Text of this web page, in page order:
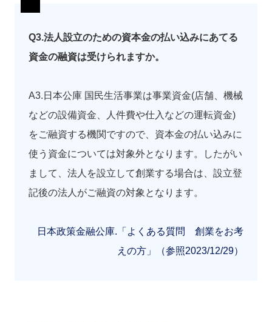
Q3.法人設立のための資本金の払い込みにあてる
資金の融資は受けられますか。
A3.日本公庫 国民生活事業は事業資金(店舗、機械
などの設備資金、人件費や仕入などの運転資金)
をご融資する機関ですので、資本金の払い込みに
使う資金については対象外となります。したがい
まして、法人を設立して創業する場合は、設立登
記後の法人がご融資の対象となります。
日本政策金融公庫.「よくある質問 創業をお考
えの方」（参照2023/12/29）